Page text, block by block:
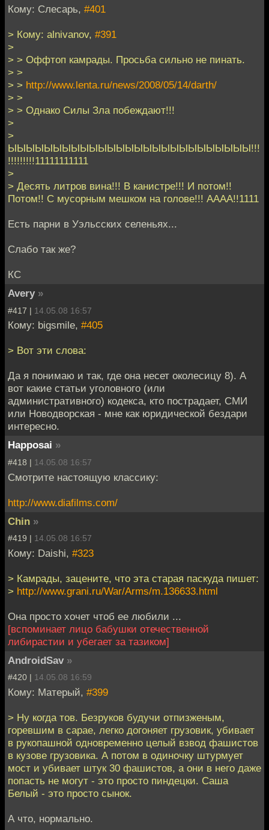
Кому: Слесарь, #401
> Кому: alnivanov, #391
>
> > Оффтоп камрады. Просьба сильно не пинать.
> >
> > http://www.lenta.ru/news/2008/05/14/darth/
> >
> > Однако Силы Зла побеждают!!!
>
>
ЫЫЫЫЫЫЫЫЫЫЫЫЫЫЫЫЫЫЫЫЫЫЫЫЫЫЫ!!!
!!!!!!!!!11111111111
>
> Десять литров вина!!! В канистре!!! И потом!!
Потом!! С мусорным мешком на голове!!! АААА!!1111
Есть парни в Уэльсских селеньях...
Слабо так же?
КС
Avery »
#417 | 14.05.08 16:57
Кому: bigsmile, #405
> Вот эти слова:
Да я понимаю и так, где она несет околесицу 8). А
вот какие статьи уголовного (или
административного) кодекса, кто пострадает, СМИ
или Новодворская - мне как юридической бездари
интересно.
Happosai »
#418 | 14.05.08 16:57
Смотрите настоящую классику:
http://www.diafilms.com/
Chin »
#419 | 14.05.08 16:57
Кому: Daishi, #323
> Камрады, зацените, что эта старая паскуда пишет:
> http://www.grani.ru/War/Arms/m.136633.html
Она просто хочет чтоб ее любили ...
[вспоминает лицо бабушки отечественной
либирастии и убегает за тазиком]
AndroidSav »
#420 | 14.05.08 16:59
Кому: Матерый, #399
> Ну когда тов. Безруков будучи отпизженым,
горевшим в сарае, легко догоняет грузовик, убивает
в рукопашной одновременно целый взвод фашистов
в кузове грузовика. А потом в одиночку штурмует
мост и убивает штук 30 фашистов, а они в него даже
попасть не могут - это просто пиндецки. Саша
Белый - это просто сынок.
А что, нормально.